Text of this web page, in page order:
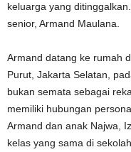
keluarga yang
senior, Armand Maulana.
Armand datang ke rumah
Purut, Jakarta Selatan,
bukan semata sebagai
memiliki hubungan
Armand dan anak Najwa,
kelas yang sama di sekolah.